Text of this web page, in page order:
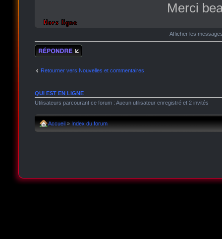
Merci
Afficher les
Répondre
Retourner vers Nouvelles et commentaires
QUI EST EN LIGNE
Utilisateurs parcourant ce forum : Aucun utilisateur enregistré et 2 invités
Accueil » Index du forum